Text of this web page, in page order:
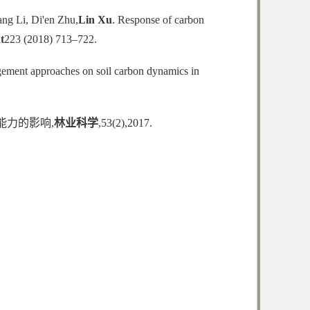
Li, Di'en Zhu,Lin Xu. Response of carbon
223 (2018) 713–722.
approaches on soil carbon dynamics in
力的影响,林业科学,53(2),2017.